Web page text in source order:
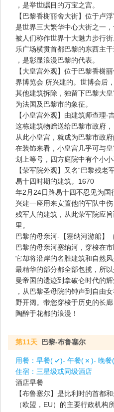
，是举世瞩目的万宝之宫。
【巴黎香榭丽舍大街】位于卢
是世界三大繁华中心大街之一
被人们称作世界十大魅力步行
乐广场横贯首都巴黎的东西主干
，是彰显浪漫巴黎的代表。
【大皇宫外观】位于巴黎香榭
界博览会 所兴建的。世博会后，
其他建筑拆除，独留下巴黎大
为法国及巴黎市的象征。
【小皇宫外观】由建筑师查理
这栋建筑物赠送给巴黎市政府，
从此小皇宫，就成为巴黎市政
在装饰来看，小皇宫几乎可与
划上等号，四方庭院中有个小小
【荣军院外观】又名“巴黎残老
易十四时期的建筑。1670
年2月24日路易十四不忍见为
兴建一座用来安置他的军队中伤
残军人的建筑，从此荣军院应
里。
巴黎的母亲河-【塞纳河游船】
巴黎的母亲河塞纳河，穿梭在
它却将沿岸的名胜建筑和自然
最精华的部分都全部包揽，所
曼帝国的遗迹到拿破仑时代的辉
，从巴黎圣母院的钟声到自由
野开阔。带您穿梭于历史的长廊
陶醉于花都的浪漫！
第11天 巴黎-布鲁塞尔
用餐： 早餐( )- 午餐( )- 晚餐(
住宿： 三星级或同级酒店
酒店早餐
【布鲁塞尔】是比利时的首都
（欧盟，EU）的主要行政机构